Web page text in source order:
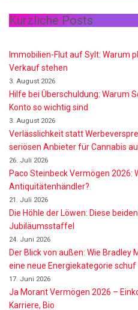
Kürzliche Posts
Immobilien-Flut auf Sylt: Warum
Verkauf stehen
3. August 2026
Hilfe bei Überschuldung: Warum
Konto so wichtig sind
3. August 2026
Verlässlichkeit statt
seriösen Anbieter für Cannabis
26. Juli 2026
Paco Steinbeck Vermögen 2026:
Antiquitätenhändler?
21. Juli 2026
Die Höhle der Löwen: Diese
Jubiläumsstaffel
24. Juni 2026
Der Blick von außen: Wie
eine neue Energiekategorie schuf
17. Juni 2026
Ja Morant Vermögen 2026 –
Karriere, Bio